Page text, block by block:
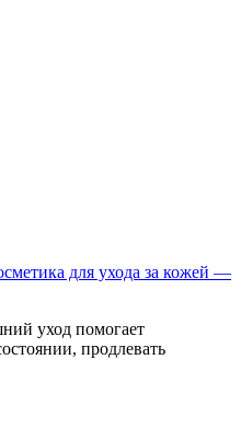
для ухода за кожей —
уход помогает
продлевать